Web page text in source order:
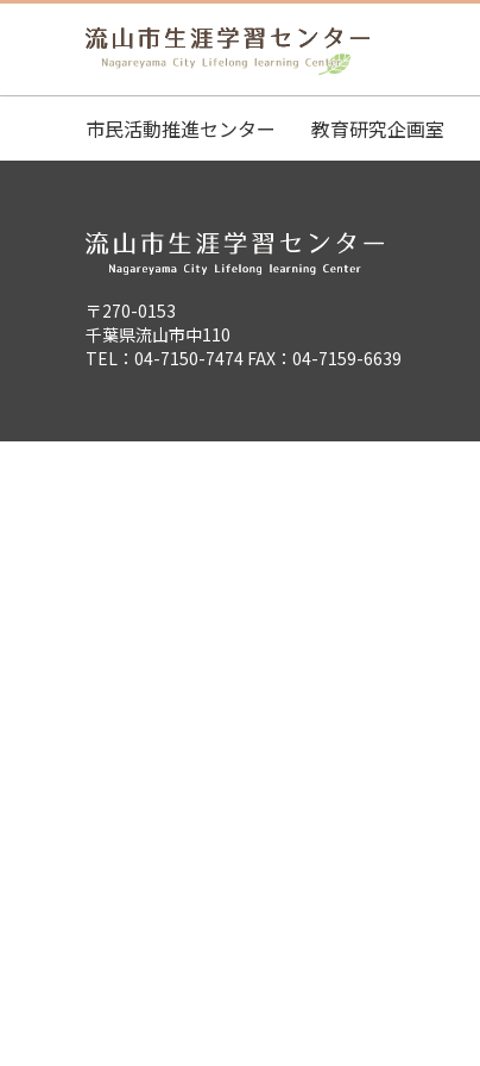
市民活動推進センター 教育研究企画室
〒270-0153
千葉県流山市中110
TEL：04-7150-7474 FAX：04-7159-6639